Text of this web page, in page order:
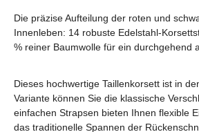
Die präzise Aufteilung der roten und
Innenleben: 14 robuste Edelstahl-
% reiner Baumwolle für ein durchgehend
Dieses hochwertige Taillenkorsett ist in
Variante können Sie die klassische
einfachen Strapsen bieten Ihnen flexible
das traditionelle Spannen der